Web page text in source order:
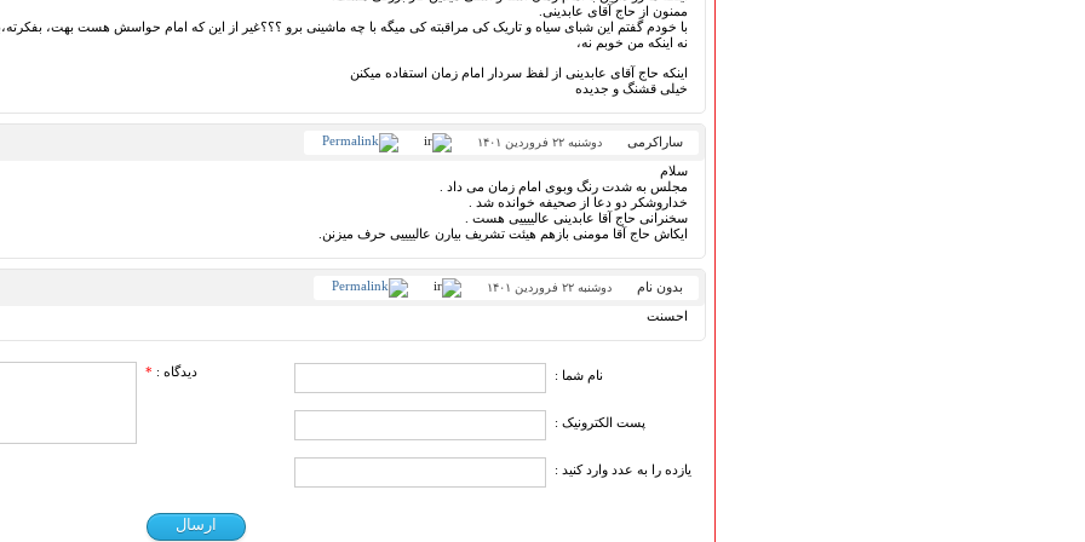
ممنون از حاج آقای عابدینی.
با خودم گفتم این شبای سیاه و تاریک کی مراقبته کی میگه با چه ماشینی برو ؟؟؟غیر از این که امام حواسش هست بهت،
نه اینکه من خوبم نه،
اینکه حاج آقای عابدینی از لفظ سردار امام زمان استفاده میکنن
خیلی قشنگ و جدیده
ساراکرمی دوشنبه ۲۲ فروردین ۱۴۰۱
سلام
مجلس به شدت رنگ وبوی امام زمان می داد .
خداروشکر دو دعا از صحیفه خوانده شد .
سخنرانی حاج آقا عابدینی عالییییی هست .
ایکاش حاج آقا مومنی بازهم هیئت تشریف بیارن عالییییی حرف میزنن.
بدون نام دوشنبه ۲۲ فروردین ۱۴۰۱
احسنت
نام شما :
پست الکترونیک :
یازده را به عدد وارد کنید :
دیدگاه : *